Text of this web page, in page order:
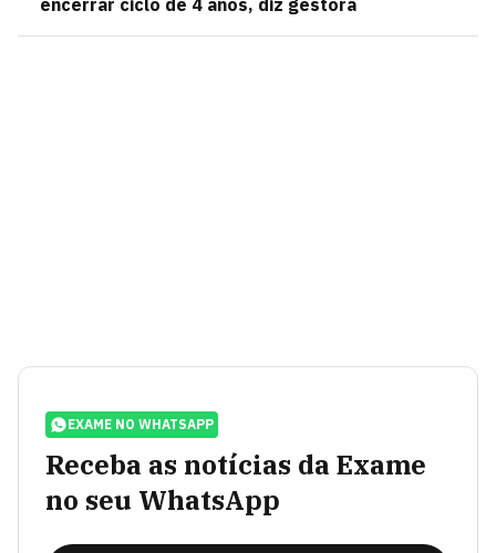
encerrar ciclo de 4 anos, diz gestora
EXAME NO WHATSAPP
Receba as notícias da Exame
no seu WhatsApp